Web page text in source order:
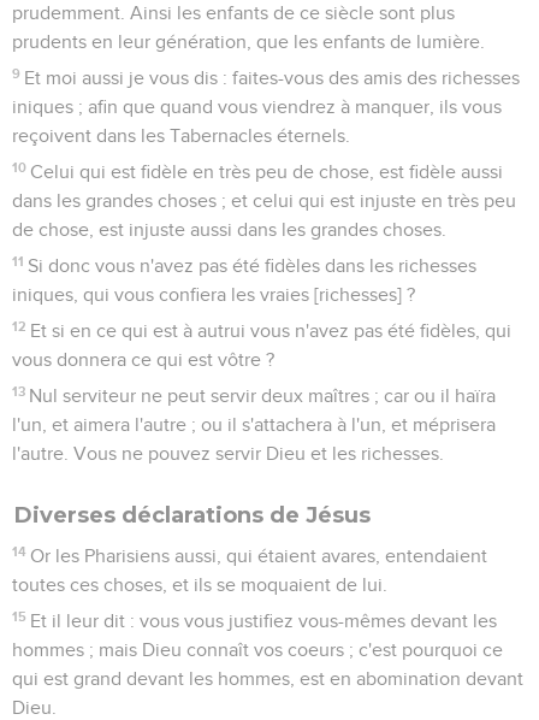
prudemment. Ainsi les enfants de ce siècle sont plus
prudents en leur génération, que les enfants de lumière.
9 Et moi aussi je vous dis : faites-vous des amis des richesses
iniques ; afin que quand vous viendrez à manquer, ils vous
reçoivent dans les Tabernacles éternels.
10 Celui qui est fidèle en très peu de chose, est fidèle aussi
dans les grandes choses ; et celui qui est injuste en très peu
de chose, est injuste aussi dans les grandes choses.
11 Si donc vous n'avez pas été fidèles dans les richesses
iniques, qui vous confiera les vraies [richesses] ?
12 Et si en ce qui est à autrui vous n'avez pas été fidèles, qui
vous donnera ce qui est vôtre ?
13 Nul serviteur ne peut servir deux maîtres ; car ou il haïra
l'un, et aimera l'autre ; ou il s'attachera à l'un, et méprisera
l'autre. Vous ne pouvez servir Dieu et les richesses.
Diverses déclarations de Jésus
14 Or les Pharisiens aussi, qui étaient avares, entendaient
toutes ces choses, et ils se moquaient de lui.
15 Et il leur dit : vous vous justifiez vous-mêmes devant les
hommes ; mais Dieu connaît vos coeurs ; c'est pourquoi ce
qui est grand devant les hommes, est en abomination devant
Dieu.